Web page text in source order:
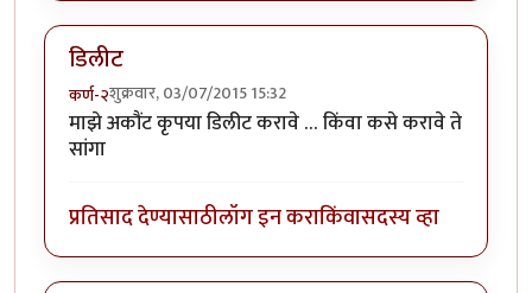
डिलीट
कर्ण-२शुक्रवार, 03/07/2015 15:32
माझे अकौंट कृपया डिलीट करावे … किंवा कसे करावे ते
सांगा
प्रतिसाद देण्यासाठीलॉग इन कराकिंवासदस्य व्हा